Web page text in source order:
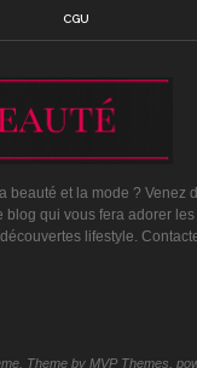
CGU
beauté et la mode ? Venez
blog qui vous fera adorer
lifestyle.
Theme by MVP Themes,